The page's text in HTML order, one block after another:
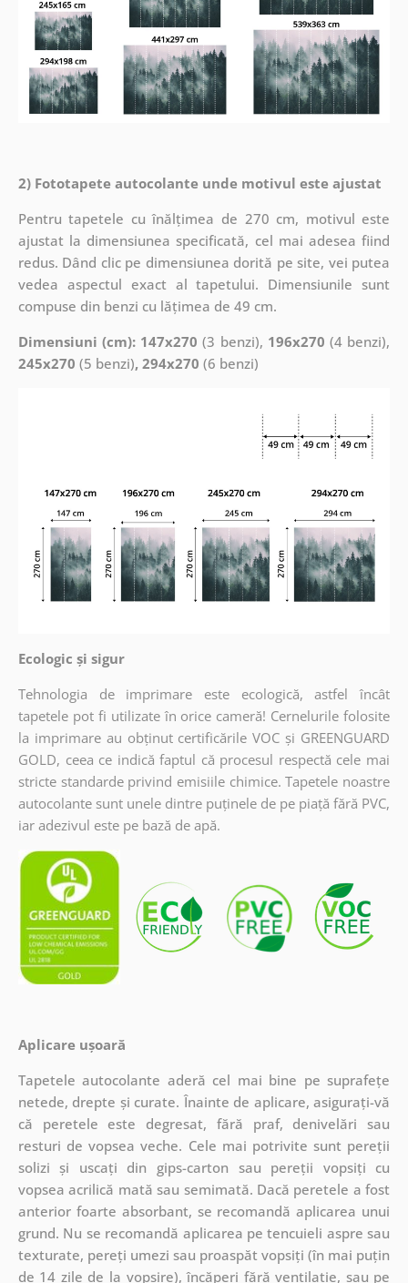
2) Fototapete autocolante unde motivul este ajustat
Pentru tapetele cu înălțimea de 270 cm, motivul este
ajustat la dimensiunea specificată, cel mai adesea fiind
redus. Dând clic pe dimensiunea dorită pe site, vei putea
vedea aspectul exact al tapetului. Dimensiunile sunt
compuse din benzi cu lățimea de 49 cm.
Dimensiuni (cm): 147x270 (3 benzi), 196x270 (4 benzi),
245x270 (5 benzi), 294x270 (6 benzi)
Ecologic și sigur
Tehnologia de imprimare este ecologică, astfel încât
tapetele pot fi utilizate în orice cameră! Cernelurile folosite
la imprimare au obținut certificările VOC și GREENGUARD
GOLD, ceea ce indică faptul că procesul respectă cele mai
stricte standarde privind emisiile chimice. Tapetele noastre
autocolante sunt unele dintre puținele de pe piață fără PVC,
iar adezivul este pe bază de apă.
Aplicare ușoară
Tapetele autocolante aderă cel mai bine pe suprafețe
netede, drepte și curate. Înainte de aplicare, asigurați-vă
că peretele este degresat, fără praf, denivelări sau
resturi de vopsea veche. Cele mai potrivite sunt pereții
solizi și uscați din gips-carton sau pereții vopsiți cu
vopsea acrilică mată sau semimată. Dacă peretele a fost
anterior foarte absorbant, se recomandă aplicarea unui
grund. Nu se recomandă aplicarea pe tencuieli aspre sau
texturate, pereți umezi sau proaspăt vopsiți (în mai puțin
de 14 zile de la vopsire), încăperi fără ventilație, sau pe